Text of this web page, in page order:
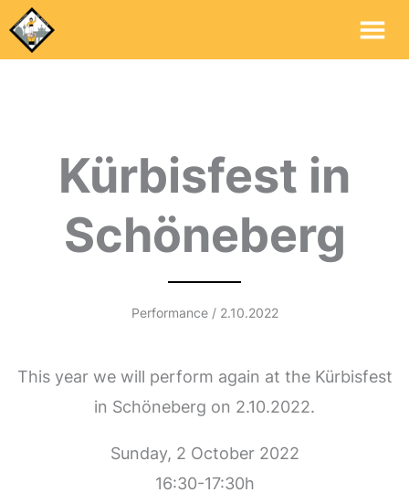
Kürbisfest in
Schöneberg
Performance / 2.10.2022
This year we will perform again at the Kürbisfest
in Schöneberg on 2.10.2022.
Sunday, 2 October 2022
16:30-17:30h